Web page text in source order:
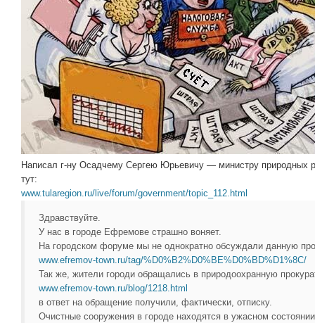
Написал г-ну Осадчему Сергею Юрьевичу — министру природных
тут:
www.tularegion.ru/live/forum/government/topic_112.html
Здравствуйте.
У нас в городе Ефремове страшно воняет.
На городском форуме мы не однократно обсуждали данную
www.efremov-town.ru/tag/%D0%B2%D0%BE%D0%BD%D1%8C/
Так же, жители городи обращались в природоохранную
www.efremov-town.ru/blog/1218.html
в ответ на обращение получили, фактически, отписку.
Очистные сооружения в городе находятся в ужасном